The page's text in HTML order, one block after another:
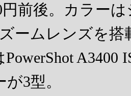
円前後。カラー
ームレンズを搭
A3400
3型。